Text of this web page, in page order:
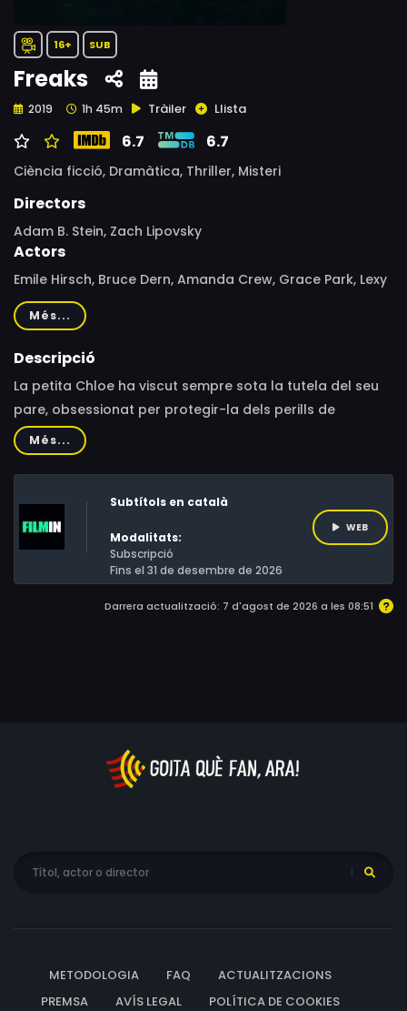
16+ SUB
Freaks
2019 1h 45m Tràiler Llista
6.7 6.7
Ciència ficció, Dramàtica, Thriller, Misteri
Directors
Adam B. Stein, Zach Lipovsky
Actors
Emile Hirsch, Bruce Dern, Amanda Crew, Grace Park, Lexy
Kolker, Ava Telek, Michelle Harrison, Matty Finochio, Aleks
Paunovic, RJ Fetherstonhaugh, Kwesi Ameyaw, Ryan Beil,
Reese Alexander, Dakota Daulby, Lee Shorten, Dean
Més...
Descripció
La petita Chloe ha viscut sempre sota la tutela del seu
pare, obsessionat per protegir-la dels perills de
l’exterior, fins al punt de no permetre-li abandonar casa
seva. Un dia, la nena s’escapa.
Més...
Subtítols en català
Modalitats:
Subscripció
Fins el 31 de desembre de 2026
WEB
Darrera actualització: 7 d'agost de 2026 a les 08:51
METODOLOGIA FAQ
ACTUALITZACIONS
PREMSA
AVÍS LEGAL POLÍTICA DE COOKIES